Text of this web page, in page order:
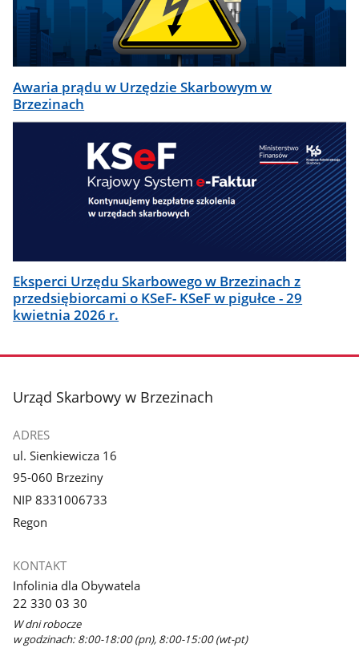
Awaria prądu w Urzędzie Skarbowym w
Brzezinach
Eksperci Urzędu Skarbowego w Brzezinach z
przedsiębiorcami o KSeF- KSeF w pigułce - 29
kwietnia 2026 r.
stopka
Urząd Skarbowy w Brzezinach
ADRES
ul. Sienkiewicza 16
95-060 Brzeziny
NIP 8331006733
Regon
KONTAKT
Infolinia dla Obywatela
22 330 03 30
W dni robocze
w godzinach: 8:00-18:00 (pn), 8:00-15:00 (wt-pt)